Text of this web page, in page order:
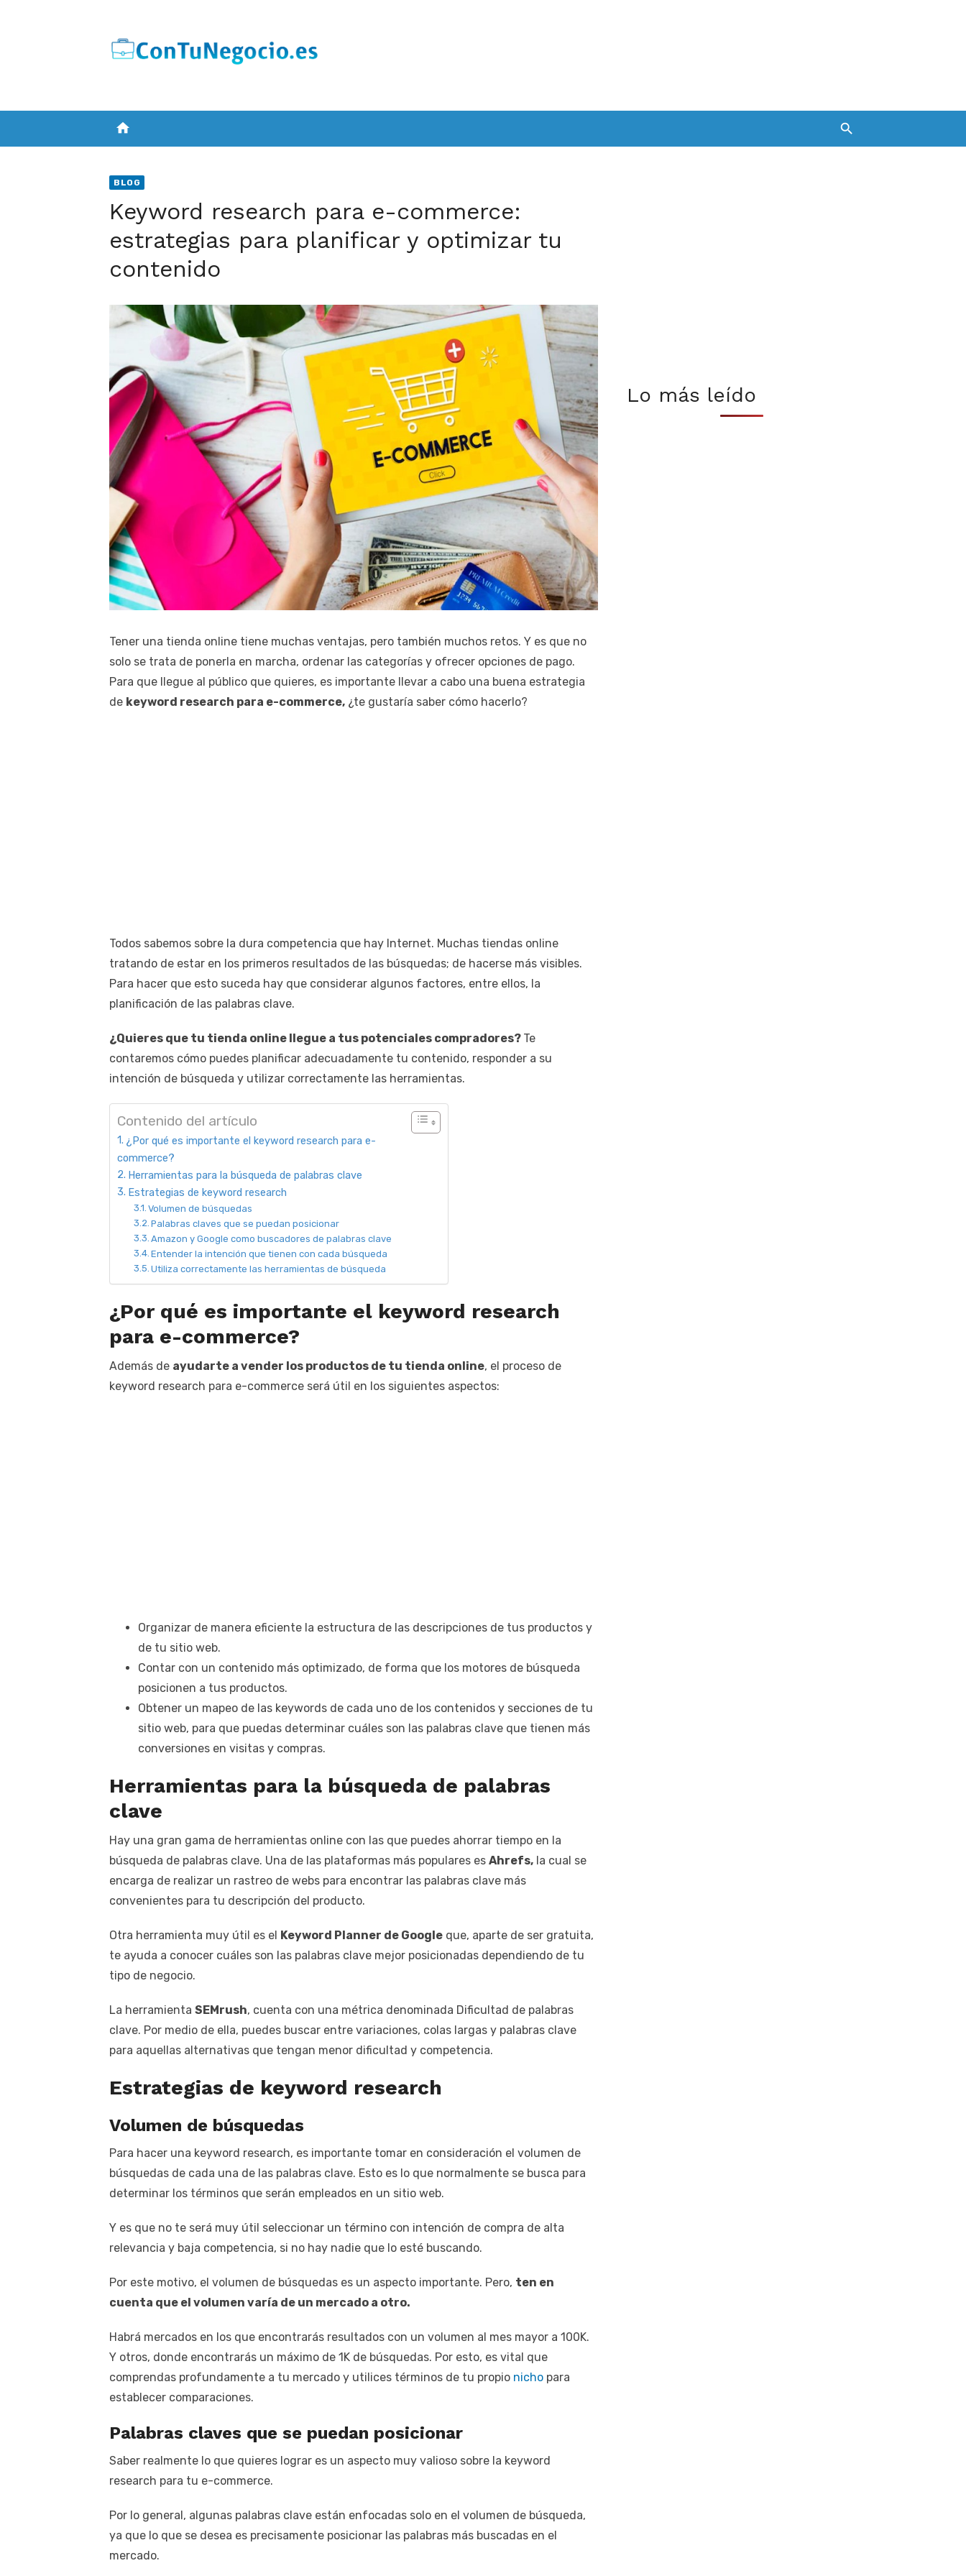
home
BLOG
Keyword research para e-commerce:
estrategias para planificar y optimizar tu
contenido
Tener una tienda online tiene muchas ventajas, pero también muchos retos. Y es que no
solo se trata de ponerla en marcha, ordenar las categorías y ofrecer opciones de pago.
Para que llegue al público que quieres, es importante llevar a cabo una buena estrategia
de keyword research para e-commerce, ¿te gustaría saber cómo hacerlo?
Todos sabemos sobre la dura competencia que hay Internet. Muchas tiendas online
tratando de estar en los primeros resultados de las búsquedas; de hacerse más visibles.
Para hacer que esto suceda hay que considerar algunos factores, entre ellos, la
planificación de las palabras clave.
¿Quieres que tu tienda online llegue a tus potenciales compradores? Te
contaremos cómo puedes planificar adecuadamente tu contenido, responder a su
intención de búsqueda y utilizar correctamente las herramientas.
Contenido del artículo
¿Por qué es importante el keyword research para e-
commerce?
Herramientas para la búsqueda de palabras clave
Estrategias de keyword research
Volumen de búsquedas
Palabras claves que se puedan posicionar
Amazon y Google como buscadores de palabras clave
Entender la intención que tienen con cada búsqueda
Utiliza correctamente las herramientas de búsqueda
¿Por qué es importante el keyword research
para e-commerce?
Además de ayudarte a vender los productos de tu tienda online, el proceso de
keyword research para e-commerce será útil en los siguientes aspectos:
Organizar de manera eficiente la estructura de las descripciones de tus productos y
de tu sitio web.
Contar con un contenido más optimizado, de forma que los motores de búsqueda
posicionen a tus productos.
Obtener un mapeo de las keywords de cada uno de los contenidos y secciones de tu
sitio web, para que puedas determinar cuáles son las palabras clave que tienen más
conversiones en visitas y compras.
Herramientas para la búsqueda de palabras
clave
Hay una gran gama de herramientas online con las que puedes ahorrar tiempo en la
búsqueda de palabras clave. Una de las plataformas más populares es Ahrefs, la cual se
encarga de realizar un rastreo de webs para encontrar las palabras clave más
convenientes para tu descripción del producto.
Otra herramienta muy útil es el Keyword Planner de Google que, aparte de ser gratuita,
te ayuda a conocer cuáles son las palabras clave mejor posicionadas dependiendo de tu
tipo de negocio.
La herramienta SEMrush, cuenta con una métrica denominada Dificultad de palabras
clave. Por medio de ella, puedes buscar entre variaciones, colas largas y palabras clave
para aquellas alternativas que tengan menor dificultad y competencia.
Estrategias de keyword research
Volumen de búsquedas
Para hacer una keyword research, es importante tomar en consideración el volumen de
búsquedas de cada una de las palabras clave. Esto es lo que normalmente se busca para
determinar los términos que serán empleados en un sitio web.
Y es que no te será muy útil seleccionar un término con intención de compra de alta
relevancia y baja competencia, si no hay nadie que lo esté buscando.
Por este motivo, el volumen de búsquedas es un aspecto importante. Pero, ten en
cuenta que el volumen varía de un mercado a otro.
Habrá mercados en los que encontrarás resultados con un volumen al mes mayor a 100K.
Y otros, donde encontrarás un máximo de 1K de búsquedas. Por esto, es vital que
comprendas profundamente a tu mercado y utilices términos de tu propio nicho para
establecer comparaciones.
Palabras claves que se puedan posicionar
Saber realmente lo que quieres lograr es un aspecto muy valioso sobre la keyword
research para tu e-commerce.
Por lo general, algunas palabras clave están enfocadas solo en el volumen de búsqueda,
ya que lo que se desea es precisamente posicionar las palabras más buscadas en el
mercado.
Lo más leído